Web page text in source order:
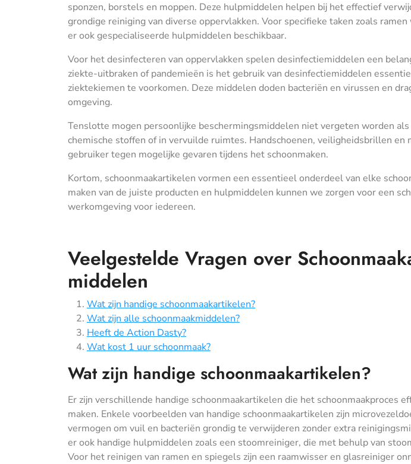
sponzen, borstels en moppen. Deze hulpmiddelen helpen bij het effectief
grondige reiniging van diverse oppervlakken. Voor specifieke taken zoals
er ook gespecialiseerde hulpmiddelen beschikbaar.
Voor het desinfecteren van oppervlakken spelen desinfectiemiddelen een
ziekte-uitbraken of pandemieën is het gebruik van desinfectiemiddelen
ziektekiemen te voorkomen. Deze middelen doden bacteriën en virussen en
omgeving.
Tenslotte mogen persoonlijke beschermingsmiddelen niet vergeten worden
chemische stoffen of in vervuilde ruimtes. Handschoenen, veiligheidsbrillen en
gebruiker tegen mogelijke gevaren tijdens het schoonmaken.
Kortom, schoonmaakartikelen vormen een essentieel onderdeel van elke
maken van de juiste producten en hulpmiddelen kunnen we zorgen voor een
werkomgeving voor iedereen.
Veelgestelde Vragen over
middelen
Wat zijn handige schoonmaakartikelen?
Wat zijn alle schoonmaakmiddelen?
Heeft de Action Dasty?
Wat kost 1 uur schoonmaak?
Wat zijn handige schoonmaakartikelen?
Er zijn verschillende handige schoonmaakartikelen die het schoonmaakproces
maken. Enkele voorbeelden van handige schoonmaakartikelen zijn
vermogen om vuil en bacteriën grondig te verwijderen zonder extra
er ook handige hulpmiddelen zoals een stoomreiniger, die met behulp van
Voor het reinigen van ramen en spiegels zijn een raamwisser en glasreiniger